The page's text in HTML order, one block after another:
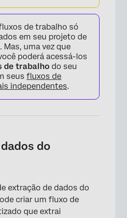
×
×
de trabalho só
em seu projeto de
Mas, uma vez que
poderá acessá-los
de trabalho do seu
seus fluxos de
independentes.
do
extração de dados do
criar um fluxo de
que extrai